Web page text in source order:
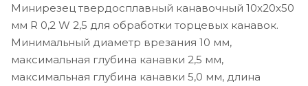
Минирезец твердосплавный канавочный 10x20x50
мм R 0,2 W 2,5 для обработки торцевых канавок.
Минимальный диаметр врезания 10 мм,
максимальная глубина канавки 2,5 мм,
максимальная глубина канавки 5,0 мм, длина